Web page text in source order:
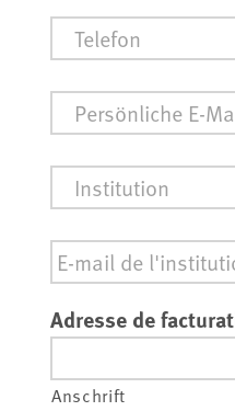
Telefon *
E-
mail *
Institution
Email *
Adresse de
Anschrift